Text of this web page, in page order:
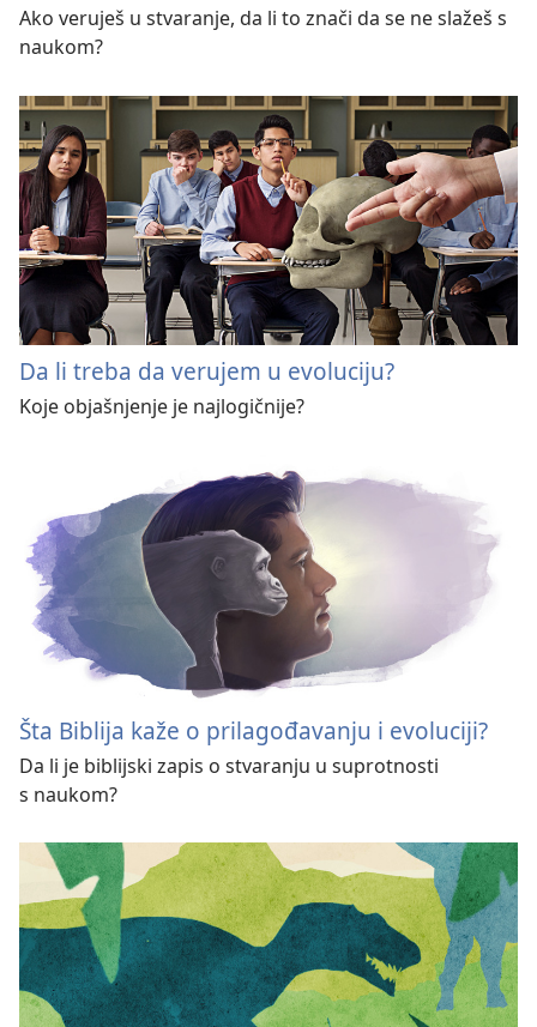
Ako veruješ u stvaranje, da li to znači da se ne slažeš s
naukom?
Da li treba da verujem u evoluciju?
Koje objašnjenje je najlogičnije?
Šta Biblija kaže o prilagođavanju i evoluciji?
Da li je biblijski zapis o stvaranju u suprotnosti
s naukom?